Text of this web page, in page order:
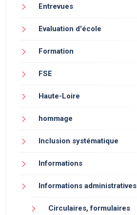
Entrevues
Evaluation d'école
Formation
FSE
Haute-Loire
hommage
Inclusion systématique
Informations
Informations administratives
Circulaires, formulaires